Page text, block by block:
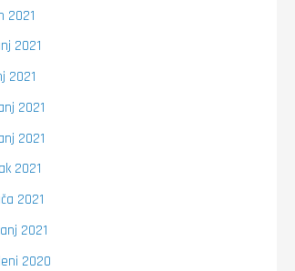
2021
2021
2021
2021
2021
2021
2021
2021
2020